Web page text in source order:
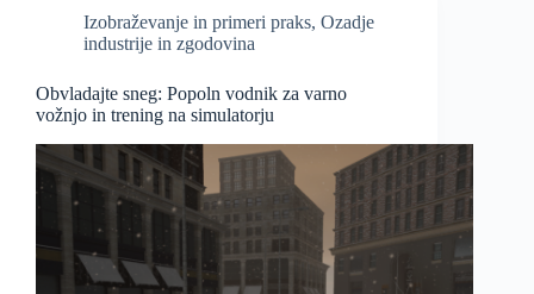
Izobraževanje in primeri praks, Ozadje
industrije in zgodovina
Obvladajte sneg: Popoln vodnik za varno
vožnjo in trening na simulatorju